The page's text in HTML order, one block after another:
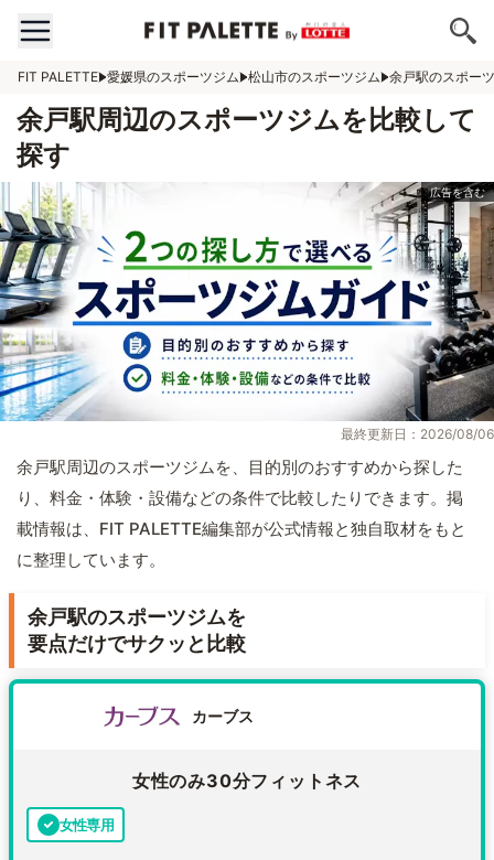
FIT PALETTE 愛媛県のスポーツジム 松山市のスポーツジム 余戸駅のスポー
余戸駅周辺のスポーツジムを比較して
探す
最終更新日：2026/08/06
余戸駅周辺のスポーツジムを、目的別のおすすめから探した
り、料金・体験・設備などの条件で比較したりできます。掲
載情報は、FIT PALETTE編集部が公式情報と独自取材をもと
に整理しています。
余戸駅のスポーツジムを
要点だけでサクッと比較
カーブス
女性のみ30分フィットネス
女性専用